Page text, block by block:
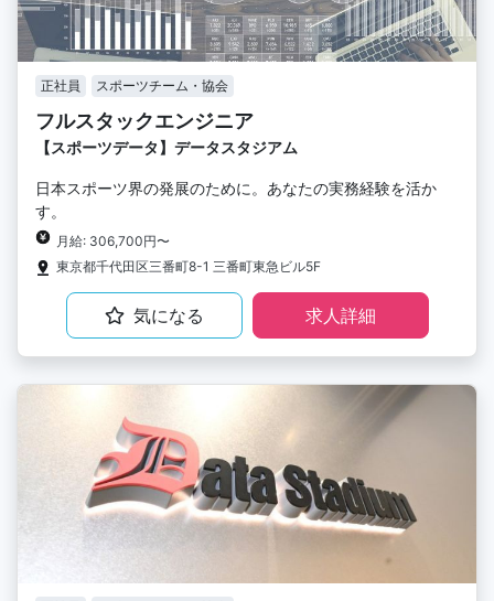
正社員 スポーツチーム・協会
フルスタックエンジニア
【スポーツデータ】データスタジアム
日本スポーツ界の発展のために。あなたの実務経験を活か
す。
月給: 306,700円〜
東京都千代田区三番町8-1 三番町東急ビル5F
気になる 求人詳細